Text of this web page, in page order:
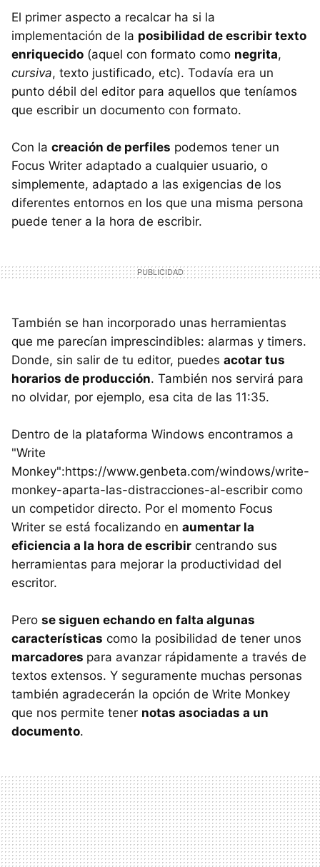
El primer aspecto a recalcar ha si la
implementación de la posibilidad de escribir texto
enriquecido (aquel con formato como negrita,
cursiva, texto justificado, etc). Todavía era un
punto débil del editor para aquellos que teníamos
que escribir un documento con formato.
Con la creación de perfiles podemos tener un
Focus Writer adaptado a cualquier usuario, o
simplemente, adaptado a las exigencias de los
diferentes entornos en los que una misma persona
puede tener a la hora de escribir.
También se han incorporado unas herramientas
que me parecían imprescindibles: alarmas y timers.
Donde, sin salir de tu editor, puedes acotar tus
horarios de producción. También nos servirá para
no olvidar, por ejemplo, esa cita de las 11:35.
Dentro de la plataforma Windows encontramos a
"Write
Monkey":https://www.genbeta.com/windows/write-
monkey-aparta-las-distracciones-al-escribir como
un competidor directo. Por el momento Focus
Writer se está focalizando en aumentar la
eficiencia a la hora de escribir centrando sus
herramientas para mejorar la productividad del
escritor.
Pero se siguen echando en falta algunas
características como la posibilidad de tener unos
marcadores para avanzar rápidamente a través de
textos extensos. Y seguramente muchas personas
también agradecerán la opción de Write Monkey
que nos permite tener notas asociadas a un
documento.